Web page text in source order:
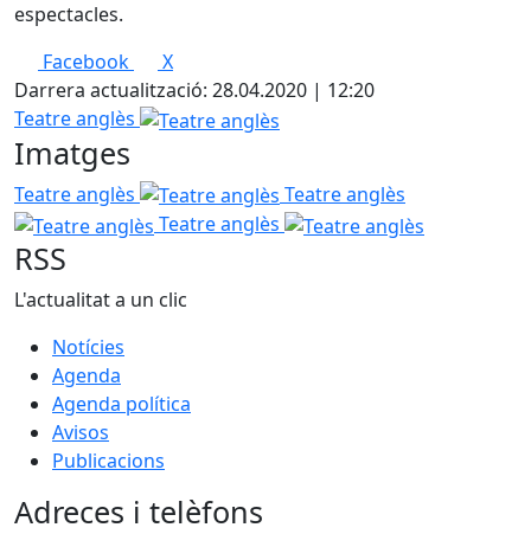
espectacles.
Facebook
X
Darrera actualització: 28.04.2020 | 12:20
Teatre anglès
Imatges
Teatre anglès
Teatre anglès
Teatre anglès
RSS
L'actualitat a un clic
Notícies
Agenda
Agenda política
Avisos
Publicacions
Adreces i telèfons